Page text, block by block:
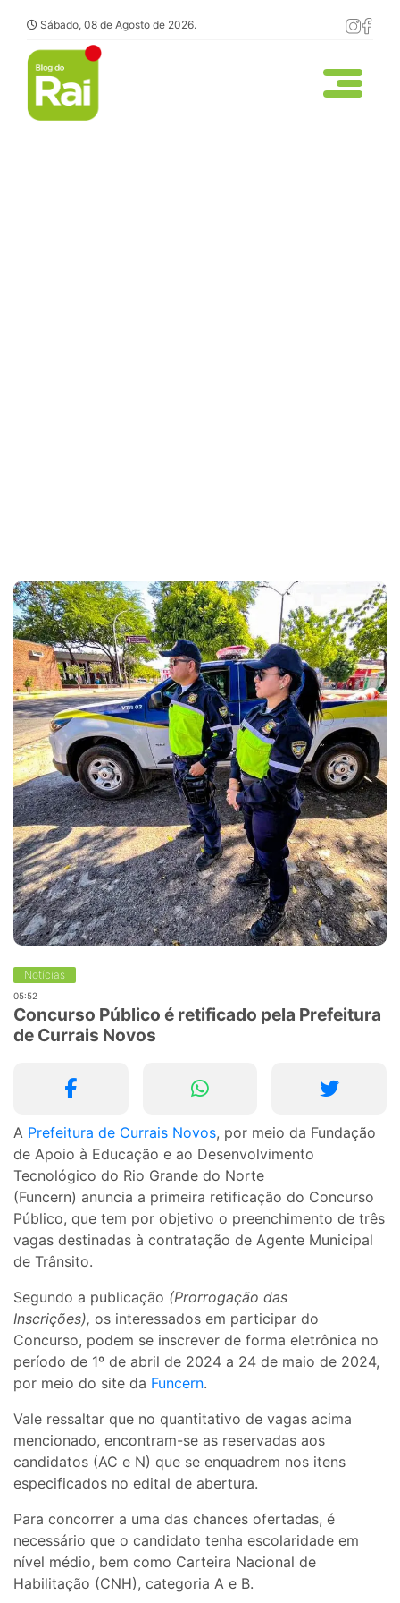
Sábado, 08 de Agosto de 2026.
Notícias
05:52
Concurso Público é retificado pela Prefeitura
de Currais Novos
A Prefeitura de Currais Novos, por meio da Fundação
de Apoio à Educação e ao Desenvolvimento
Tecnológico do Rio Grande do Norte
(Funcern) anuncia a primeira retificação do Concurso
Público, que tem por objetivo o preenchimento de três
vagas destinadas à contratação de Agente Municipal
de Trânsito.
Segundo a publicação (Prorrogação das
Inscrições), os interessados em participar do
Concurso, podem se inscrever de forma eletrônica no
período de 1º de abril de 2024 a 24 de maio de 2024,
por meio do site da Funcern.
Vale ressaltar que no quantitativo de vagas acima
mencionado, encontram-se as reservadas aos
candidatos (AC e N) que se enquadrem nos itens
especificados no edital de abertura.
Para concorrer a uma das chances ofertadas, é
necessário que o candidato tenha escolaridade em
nível médio, bem como Carteira Nacional de
Habilitação (CNH), categoria A e B.